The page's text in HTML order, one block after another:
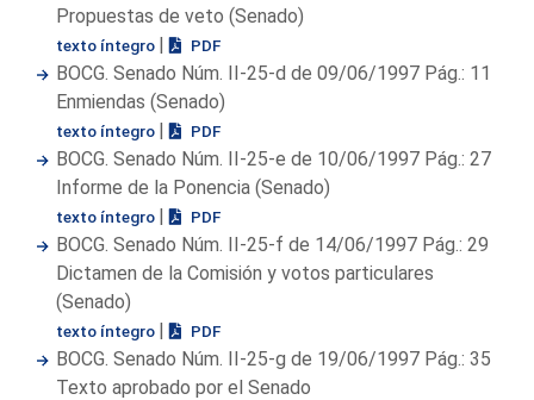
Propuestas de veto (Senado)
texto íntegro | PDF
BOCG. Senado Núm. II-25-d de 09/06/1997 Pág.: 11
Enmiendas (Senado)
texto íntegro | PDF
BOCG. Senado Núm. II-25-e de 10/06/1997 Pág.: 27
Informe de la Ponencia (Senado)
texto íntegro | PDF
BOCG. Senado Núm. II-25-f de 14/06/1997 Pág.: 29
Dictamen de la Comisión y votos particulares
(Senado)
texto íntegro | PDF
BOCG. Senado Núm. II-25-g de 19/06/1997 Pág.: 35
Texto aprobado por el Senado